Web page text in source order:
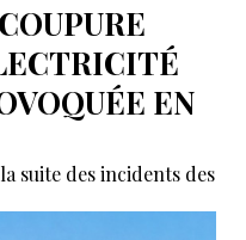
EN
suite des incidents des